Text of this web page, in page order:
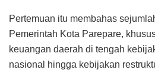
Pertemuan itu membahas
Pemerintah Kota Parepare,
keuangan daerah di tengah
nasional hingga kebijakan